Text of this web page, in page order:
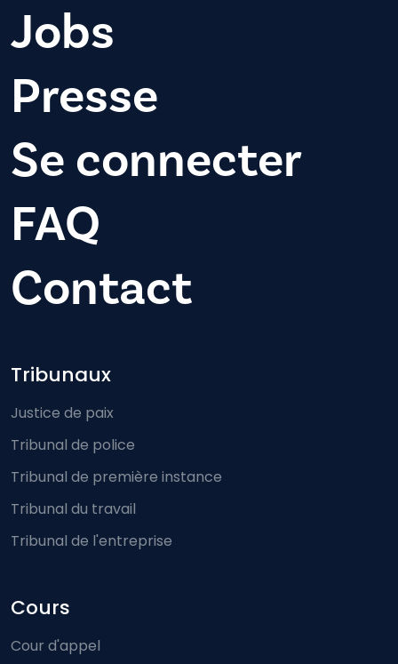
Jobs
Presse
Se connecter
FAQ
Contact
Footer-menu
Tribunaux
Justice de paix
Tribunal de police
Tribunal de première instance
Tribunal du travail
Tribunal de l'entreprise
Cours
Cour d'appel